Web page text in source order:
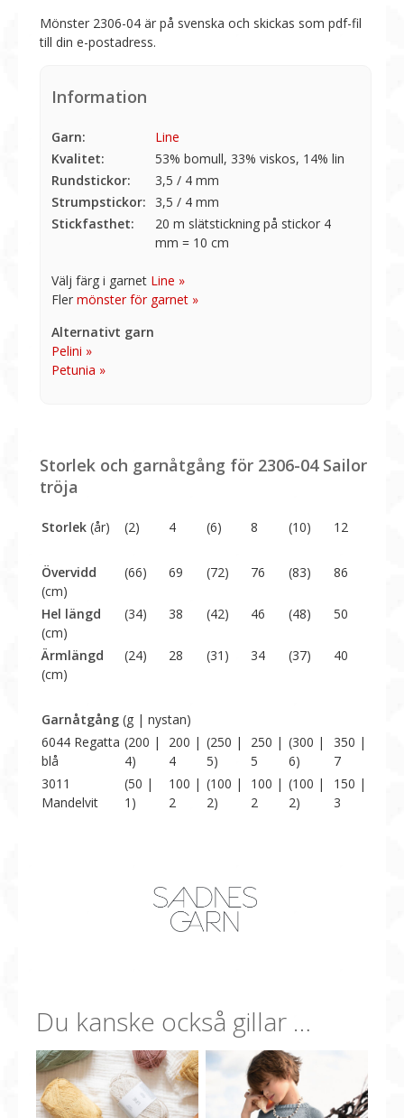
Mönster 2306-04 är på svenska och skickas som pdf-fil
till din e-postadress.
Information
Garn:
Line
Kvalitet:
53% bomull, 33% viskos, 14% lin
Rundstickor:
3,5 / 4 mm
Strumpstickor:
3,5 / 4 mm
Stickfasthet:
20 m slätstickning på stickor 4
mm = 10 cm
Välj färg i garnet Line »
Fler mönster för garnet »
Alternativt garn
Pelini »
Petunia »
Storlek och garnåtgång för 2306-04 Sailor
tröja
Storlek(år) (2) 4 (6) 8 (10) 12
Övervidd
(cm)
(66) 69 (72) 76 (83) 86
Hel längd
(cm)
(34) 38 (42) 46 (48) 50
Ärmlängd
(cm)
(24) 28 (31) 34 (37) 40
Garnåtgång(g | nystan)
6044 Regatta
blå
(200 |
4)
200 |
4
(250 |
5)
250 |
5
(300 |
6)
350 |
7
3011
Mandelvit
(50 |
1)
100 |
2
(100 |
2)
100 |
2
(100 |
2)
150 |
3
Du kanske också gillar …